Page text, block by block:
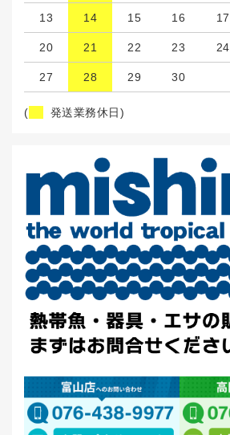
13 14 15 16 17
20 21 22 23 24
27 28 29 30
( 発送業務休日)